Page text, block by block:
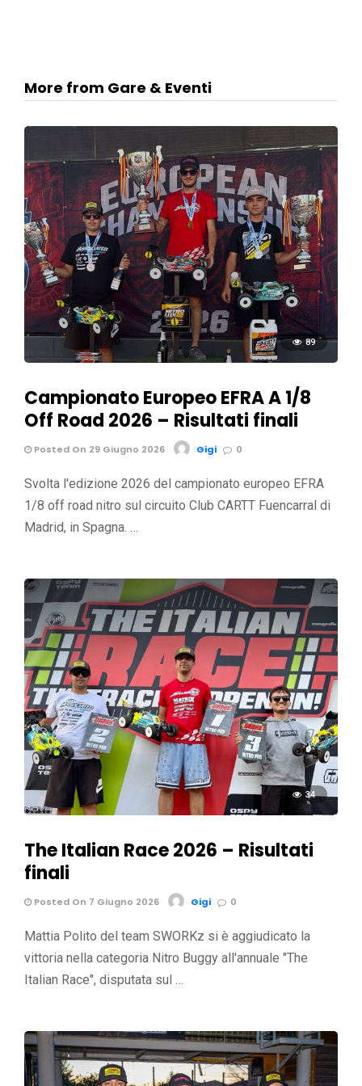
More from Gare & Eventi
89
Campionato Europeo EFRA A 1/8
Off Road 2026 – Risultati finali
Posted On 29 Giugno 2026 Gigi 0
Svolta l'edizione 2026 del campionato europeo EFRA
1/8 off road nitro sul circuito Club CARTT Fuencarral di
Madrid, in Spagna. …
34
The Italian Race 2026 – Risultati
finali
Posted On 7 Giugno 2026 Gigi 0
Mattia Polito del team SWORKz si è aggiudicato la
vittoria nella categoria Nitro Buggy all'annuale "The
Italian Race", disputata sul …